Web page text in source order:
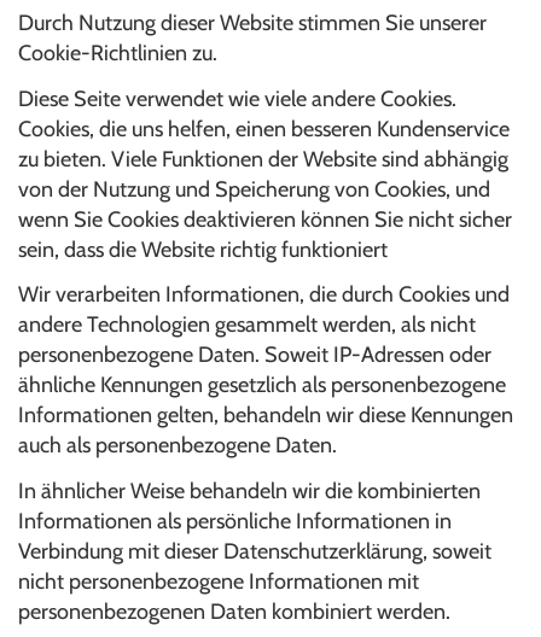
Durch Nutzung dieser Website stimmen Sie unserer
Cookie-Richtlinien zu.
Diese Seite verwendet wie viele andere Cookies.
Cookies, die uns helfen, einen besseren Kundenservice
zu bieten. Viele Funktionen der Website sind abhängig
von der Nutzung und Speicherung von Cookies, und
wenn Sie Cookies deaktivieren können Sie nicht sicher
sein, dass die Website richtig funktioniert
Wir verarbeiten Informationen, die durch Cookies und
andere Technologien gesammelt werden, als nicht
personenbezogene Daten. Soweit IP-Adressen oder
ähnliche Kennungen gesetzlich als personenbezogene
Informationen gelten, behandeln wir diese Kennungen
auch als personenbezogene Daten.
In ähnlicher Weise behandeln wir die kombinierten
Informationen als persönliche Informationen in
Verbindung mit dieser Datenschutzerklärung, soweit
nicht personenbezogene Informationen mit
personenbezogenen Daten kombiniert werden.